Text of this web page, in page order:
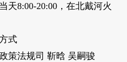
8:00-20:00，在北戴河火
式
法规司 靳晗 吴嗣骏